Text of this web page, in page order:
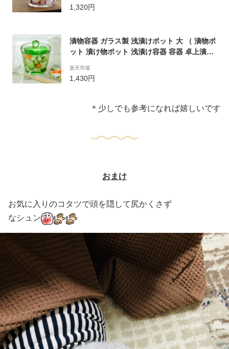
1,320円
漬物容器 ガラス製 浅漬けポット 大 （ 漬物ポ
ット 漬け物ポット 浅漬け容器 容器 卓上漬物
漬け物 漬物 器 鉢 食器 ）【39ショップ】
楽天市場
1,430円
＊少しでも参考になれば嬉しいです
おまけ
お気に入りのコタツで頭を隠して尻かくさず
なシュン